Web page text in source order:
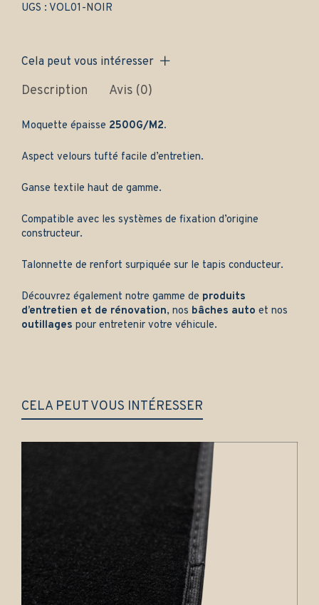
-UGS : VOL01-NOIR
Cela peut vous intéresser
Description Avis (0)
Moquette épaisse 2500G/M2.
Aspect velours tufté facile d’entretien.
Ganse textile haut de gamme.
Compatible avec les systèmes de fixation d’origine
constructeur.
Talonnette de renfort surpiquée sur le tapis conducteur.
Découvrez également notre gamme de produits
d’entretien et de rénovation, nos bâches auto et nos
outillages pour entretenir votre véhicule.
CELA PEUT VOUS INTÉRESSER